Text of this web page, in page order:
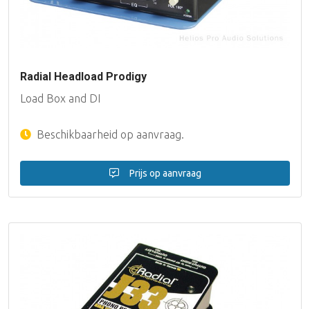
Radial Headload Prodigy
Load Box and DI
Beschikbaarheid op aanvraag.
Prijs op aanvraag